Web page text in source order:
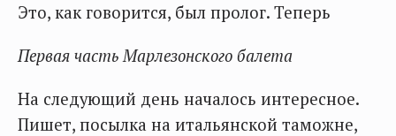
Это, как говорится, был пролог. Теперь
Первая часть Марлезонского балета
На следующий день началось интересное.
Пишет, посылка на итальянской таможне,